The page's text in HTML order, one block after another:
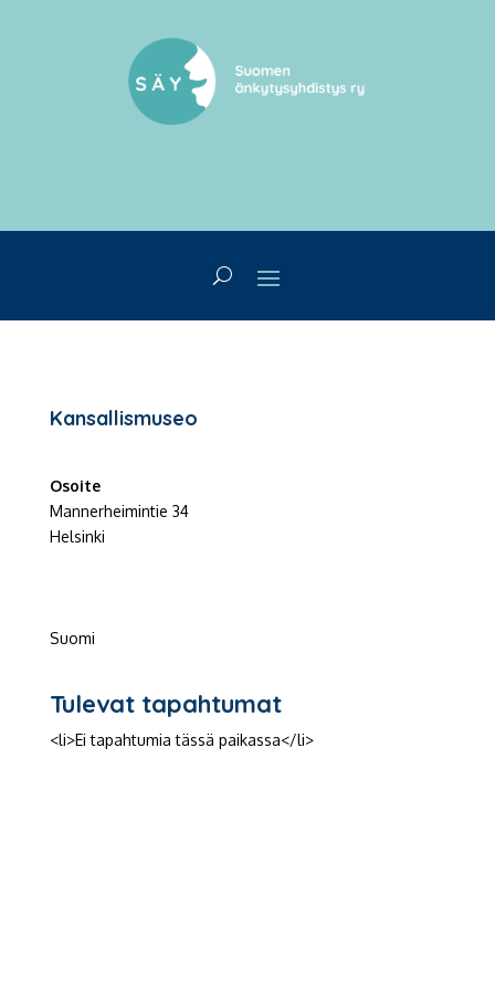
Kansallismuseo
Osoite
Mannerheimintie 34
Helsinki
Suomi
Tulevat tapahtumat
<li>Ei tapahtumia tässä paikassa</li>